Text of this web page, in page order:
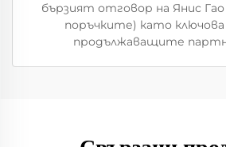
бързият отговор на Янис
поръчките) като ключова
продължаващите